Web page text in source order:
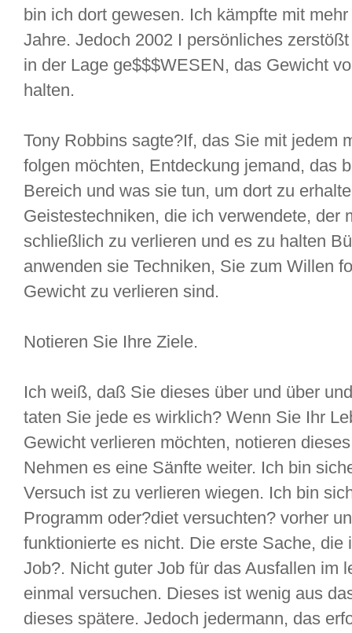
bin ich dort gewesen. Ich kämpfte mit
Jahre. Jedoch 2002 I persönliches
in der Lage ge$$$WESEN, das Gewicht
halten.
Tony Robbins sagte?If, das Sie mit jedem
folgen möchten, Entdeckung jemand, das
Bereich und was sie tun, um dort zu
Geistestechniken, die ich verwendete, der
schließlich zu verlieren und es zu halten
anwenden sie Techniken, Sie zum Willen
Gewicht zu verlieren sind.
Notieren Sie Ihre Ziele.
Ich weiß, daß Sie dieses über und über
taten Sie jede es wirklich? Wenn Sie Ihr
Gewicht verlieren möchten, notieren
Nehmen es eine Sänfte weiter. Ich bin
Versuch ist zu verlieren wiegen. Ich bin
Programm oder?diet versuchten? vorher
funktionierte es nicht. Die erste Sache, die
Job?. Nicht guter Job für das Ausfallen im
einmal versuchen. Dieses ist wenig aus
dieses spätere. Jedoch jedermann, das